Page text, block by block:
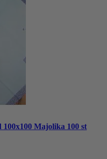
Majolika 100 st